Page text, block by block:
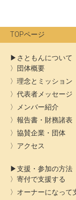
ブ
TOPページ
さともんについて
団体概要
理念とミッション
代表者メッセージ
メンバー紹介
報告書・財務諸表
協賛企業・団体
アクセス
支援・参加の方法
寄付で支援する
オーナーになって